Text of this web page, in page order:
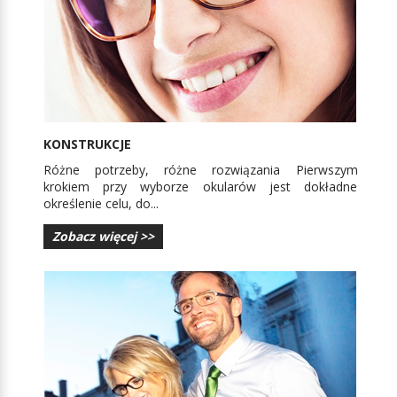
KONSTRUKCJE
Różne potrzeby, różne rozwiązania Pierwszym
krokiem przy wyborze okularów jest dokładne
określenie celu, do...
Zobacz więcej >>